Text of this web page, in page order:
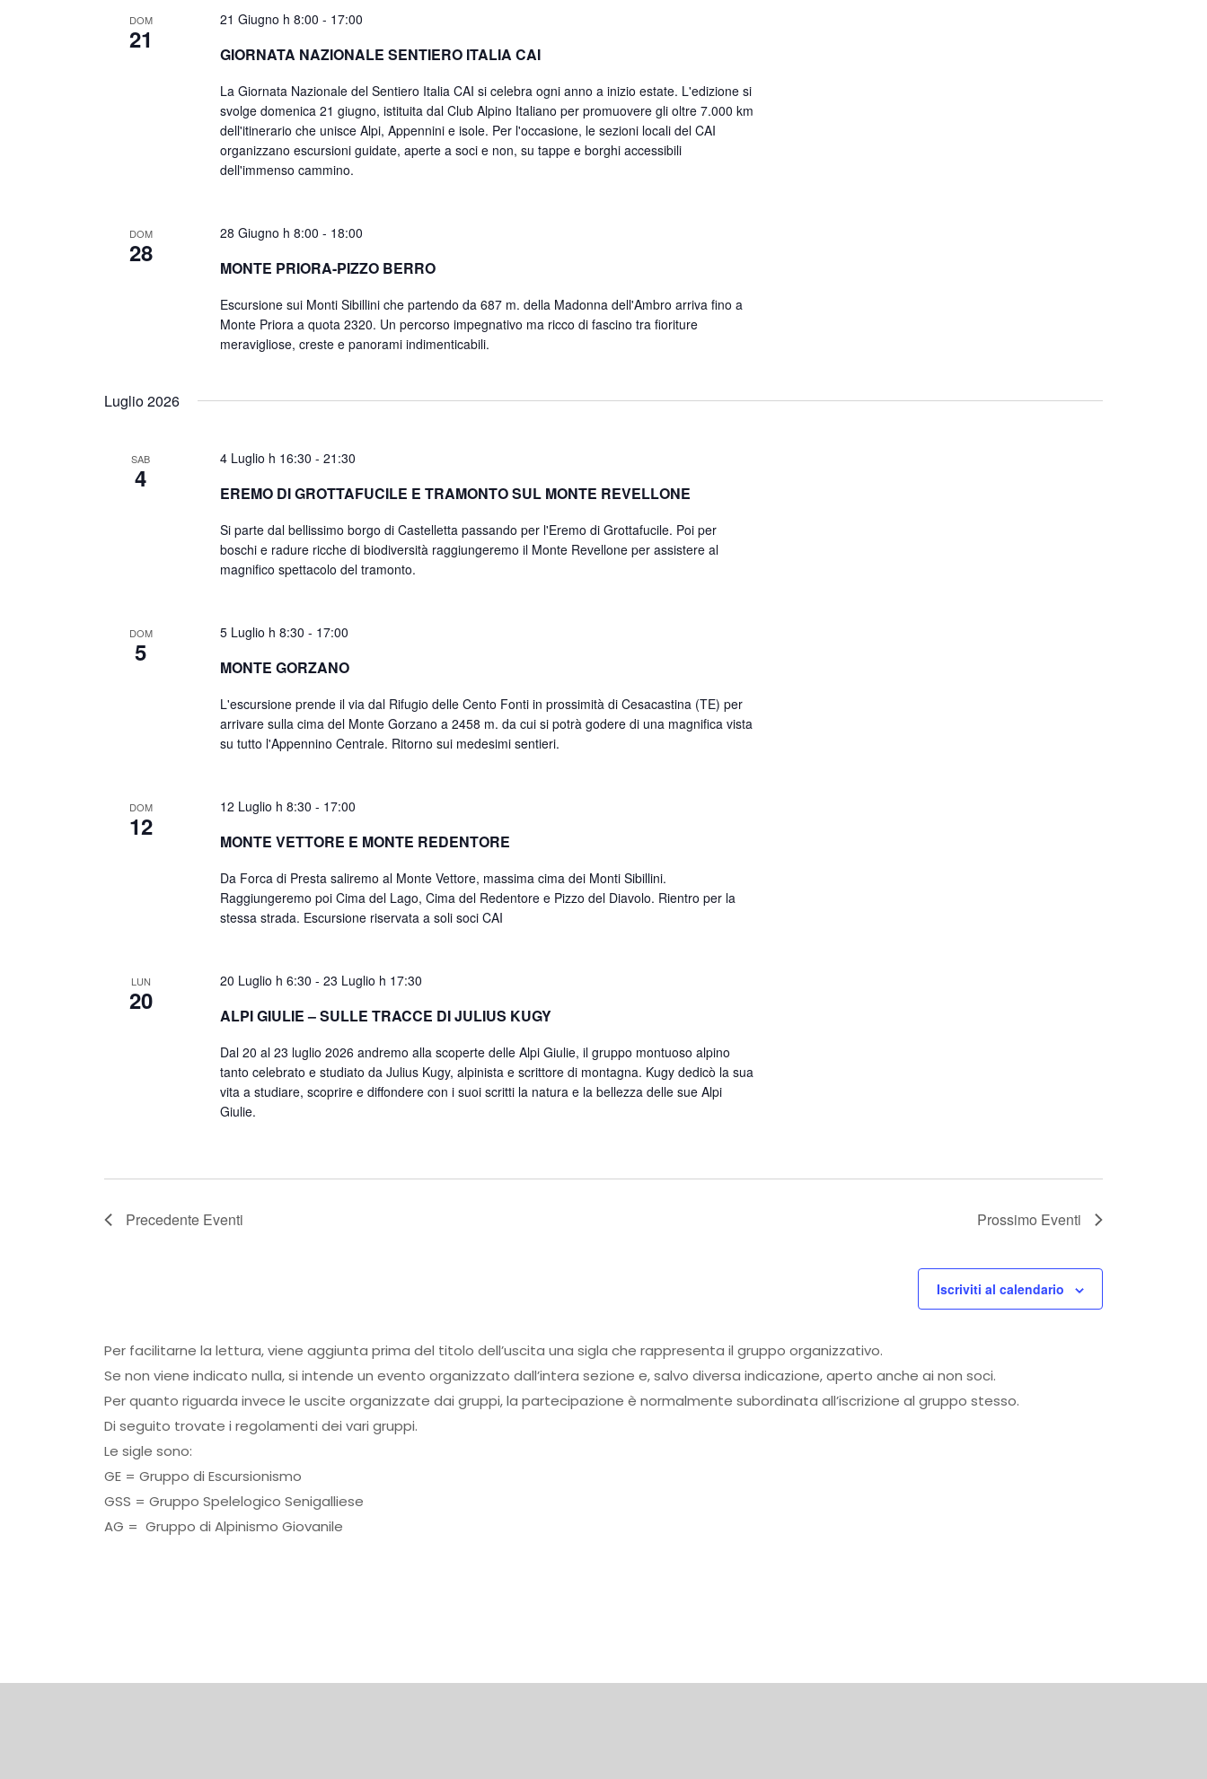
DOM
21
21 Giugno h 8:00 - 17:00
GIORNATA NAZIONALE SENTIERO ITALIA CAI
La Giornata Nazionale del Sentiero Italia CAI si celebra ogni anno a inizio estate. L'edizione si
svolge domenica 21 giugno, istituita dal Club Alpino Italiano per promuovere gli oltre 7.000 km
dell'itinerario che unisce Alpi, Appennini e isole. Per l'occasione, le sezioni locali del CAI
organizzano escursioni guidate, aperte a soci e non, su tappe e borghi accessibili
dell'immenso cammino.
DOM
28
28 Giugno h 8:00 - 18:00
MONTE PRIORA-PIZZO BERRO
Escursione sui Monti Sibillini che partendo da 687 m. della Madonna dell'Ambro arriva fino a
Monte Priora a quota 2320. Un percorso impegnativo ma ricco di fascino tra fioriture
meravigliose, creste e panorami indimenticabili.
Luglio 2026
SAB
4
4 Luglio h 16:30 -21:30
EREMO DI GROTTAFUCILE E TRAMONTO SUL MONTE REVELLONE
Si parte dal bellissimo borgo di Castelletta passando per l'Eremo di Grottafucile. Poi per
boschi e radure ricche di biodiversità raggiungeremo il Monte Revellone per assistere al
magnifico spettacolo del tramonto.
DOM
5
5 Luglio h 8:30 - 17:00
MONTE GORZANO
L'escursione prende il via dal Rifugio delle Cento Fonti in prossimità di Cesacastina (TE) per
arrivare sulla cima del Monte Gorzano a 2458 m. da cui si potrà godere di una magnifica vista
su tutto l'Appennino Centrale. Ritorno sui medesimi sentieri.
DOM
12
12 Luglio h 8:30 - 17:00
MONTE VETTORE E MONTE REDENTORE
Da Forca di Presta saliremo al Monte Vettore, massima cima dei Monti Sibillini.
Raggiungeremo poi Cima del Lago, Cima del Redentore e Pizzo del Diavolo. Rientro per la
stessa strada. Escursione riservata a soli soci CAI
LUN
20
20 Luglio h 6:30 -23 Luglio h 17:30
ALPI GIULIE – SULLE TRACCE DI JULIUS KUGY
Dal 20 al 23 luglio 2026 andremo alla scoperte delle Alpi Giulie, il gruppo montuoso alpino
tanto celebrato e studiato da Julius Kugy, alpinista e scrittore di montagna. Kugy dedicò la sua
vita a studiare, scoprire e diffondere con i suoi scritti la natura e la bellezza delle sue Alpi
Giulie.
Precedente Eventi Prossimo Eventi
Iscriviti al calendario
Per facilitarne la lettura, viene aggiunta prima del titolo dell’uscita una sigla che rappresenta il gruppo organizzativo.
Se non viene indicato nulla, si intende un evento organizzato dall’intera sezione e, salvo diversa indicazione, aperto anche ai non soci.
Per quanto riguarda invece le uscite organizzate dai gruppi, la partecipazione è normalmente subordinata all’iscrizione al gruppo stesso.
Di seguito trovate i regolamenti dei vari gruppi.
Le sigle sono:
GE = Gruppo di Escursionismo
GSS = Gruppo Spelelogico Senigalliese
AG = Gruppo di Alpinismo Giovanile